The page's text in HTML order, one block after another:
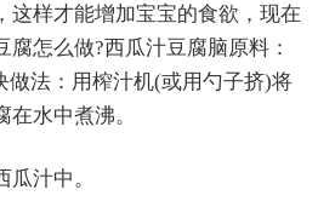
这样才能增加宝宝的食欲，现在
怎么做?西瓜汁豆腐脑原料：
做法：用榨汁机(或用勺子挤)将
水中煮沸。
汁中。